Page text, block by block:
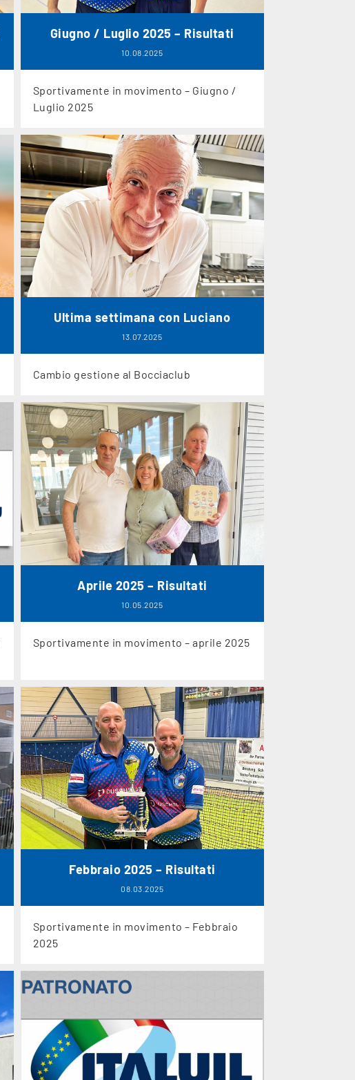
Giugno / Luglio 2025 – Risultati
10.08.2025
Sportivamente in movimento – Giugno /
Luglio 2025
Ultima settimana con Luciano
13.07.2025
Cambio gestione al Bocciaclub
Aprile 2025 – Risultati
10.05.2025
Sportivamente in movimento – aprile 2025
Febbraio 2025 – Risultati
08.03.2025
Sportivamente in movimento – Febbraio
2025